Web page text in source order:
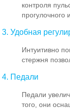
контроля
прогулочного
3. Удобная
Интуитивно
стержня
4. Педали
Педали
того, они